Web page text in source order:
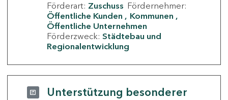
Förderart: Zuschuss Fördernehmer:
Öffentliche Kunden
Kommunen
Öffentliche Unternehmen
Förderzweck: Städtebau und
Regionalentwicklung
Unterstützung besonderer